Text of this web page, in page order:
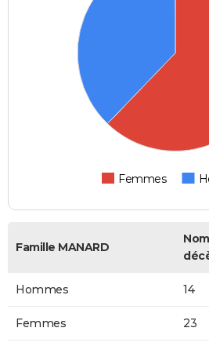
Femmes
Famille MANARD
Hommes 14
Femmes 23